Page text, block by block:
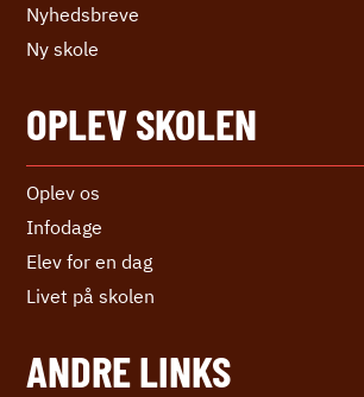
Nyhedsbreve
Ny skole
OPLEV SKOLEN
Oplev os
Infodage
Elev for en dag
Livet på skolen
ANDRE LINKS